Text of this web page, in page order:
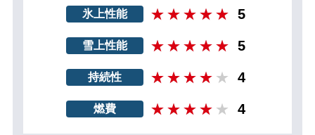
氷上性能 5
雪上性能 5
持続性 4
燃費 4